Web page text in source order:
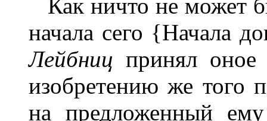
Как ничто не может
начала сего {Начала
Лейбницпринял оное
изобретению же того
на предложенный